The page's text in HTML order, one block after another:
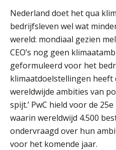
Nederland doet het qua
bedrijfsleven wel wat
wereld: mondiaal gezien
CEO’s nog geen
geformuleerd voor het
klimaatdoelstellingen
wereldwijde ambities van
spijt.’ PwC hield voor de
waarin wereldwijd 4.500
ondervraagd over hun
voor het komende jaar.
met
Van
Van
een